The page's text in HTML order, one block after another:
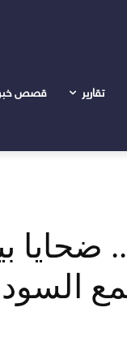
تقارير قصص
ضحايا